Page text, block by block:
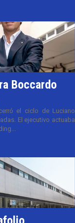
Boccardo
el ciclo de Luciano
El ejecutivo actuaba